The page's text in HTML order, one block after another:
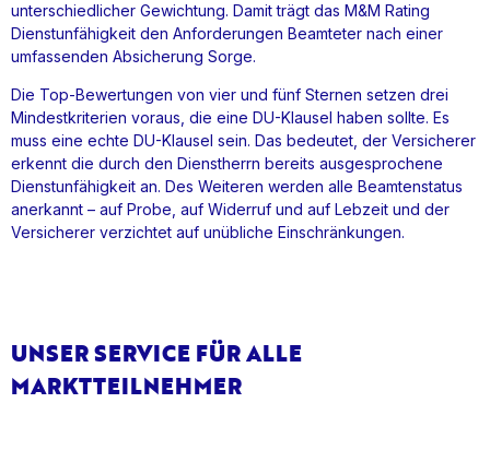
unterschiedlicher Gewichtung. Damit trägt das M&M Rating
Dienstunfähigkeit den Anforderungen Beamteter nach einer
umfassenden Absicherung Sorge.
Die Top-Bewertungen von vier und fünf Sternen setzen drei
Mindestkriterien voraus, die eine DU-Klausel haben sollte. Es
muss eine echte DU-Klausel sein. Das bedeutet, der Versicherer
erkennt die durch den Dienstherrn bereits ausgesprochene
Dienstunfähigkeit an. Des Weiteren werden alle Beamtenstatus
anerkannt – auf Probe, auf Widerruf und auf Lebzeit und der
Versicherer verzichtet auf unübliche Einschränkungen.
UNSER SERVICE FÜR ALLE
MARKTTEILNEHMER